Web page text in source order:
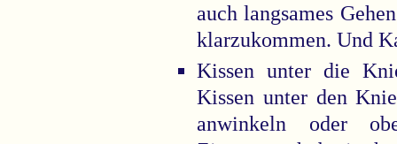
auch langsames
klarzukommen. Und
Kissen unter die
Kissen unter den
anwinkeln oder